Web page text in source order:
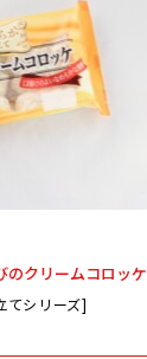
クリームコロッケ
てシリーズ]